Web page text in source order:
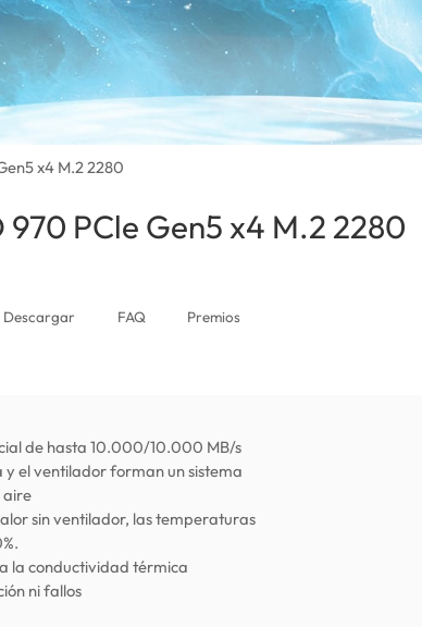
x4 M.2 2280
970 PCle Gen5 x4 M.2 2280
Descargar FAQ Premios
de hasta 10.000/10.000 MB/s
el ventilador forman un sistema
aire
sin ventilador, las temperaturas
la conductividad térmica
ni fallos